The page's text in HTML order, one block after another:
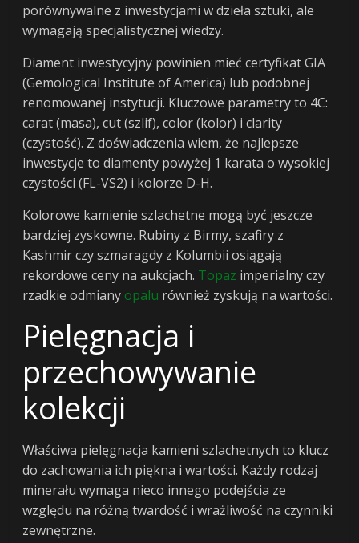
porównywalne z inwestycjami w dzieła sztuki, ale
wymagają specjalistycznej wiedzy.
Diament inwestycyjny powinien mieć certyfikat GIA
(Gemological Institute of America) lub podobnej
renomowanej instytucji. Kluczowe parametry to 4C:
carat (masa), cut (szlif), color (kolor) i clarity
(czystość). Z doświadczenia wiem, że najlepsze
inwestycje to diamenty powyżej 1 karata o wysokiej
czystości (FL-VS2) i kolorze D-H.
Kolorowe kamienie szlachetne mogą być jeszcze
bardziej zyskowne. Rubiny z Birmy, szafiry z
Kashmir czy szmaragdy z Kolumbii osiągają
rekordowe ceny na aukcjach. Topaz imperialny czy
rzadkie odmiany opalu również zyskują na wartości.
Pielęgnacja i
przechowywanie
kolekcji
Właściwa pielęgnacja kamieni szlachetnych to klucz
do zachowania ich piękna i wartości. Każdy rodzaj
minerału wymaga nieco innego podejścia ze
względu na różną twardość i wrażliwość na czynniki
zewnętrzne.